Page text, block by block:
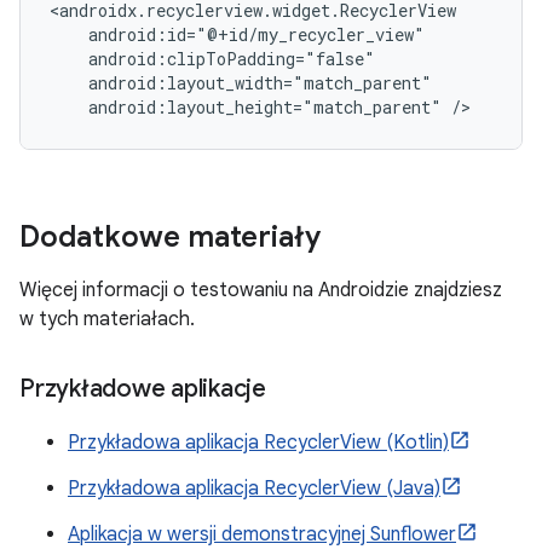
android:layout_height="match_parent"
Dodatkowe materiały
Więcej informacji o testowaniu na Androidzie znajdziesz
w tych materiałach.
Przykładowe aplikacje
Przykładowa aplikacja RecyclerView (Kotlin)
Przykładowa aplikacja RecyclerView (Java)
Aplikacja w wersji demonstracyjnej Sunflower